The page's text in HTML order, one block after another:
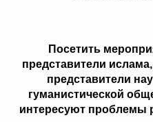
Посетить
представители
представители
гуманистической
интересуют проблемы